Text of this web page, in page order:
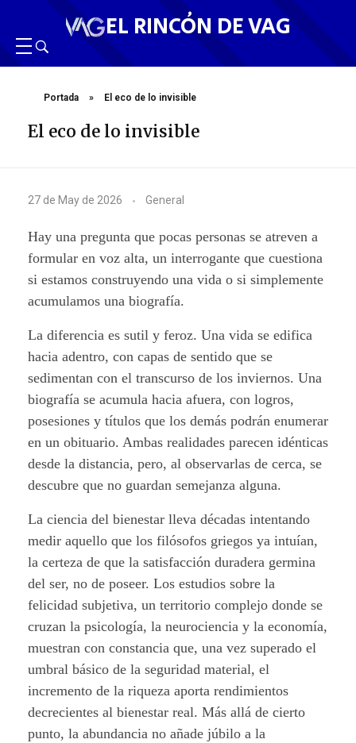
EL RINCÓN DE VAG
Portada » El eco de lo invisible
El eco de lo invisible
E
l
e
c
o
d
e
l
o
i
n
v
i
s
i
b
l
27 de May de 2026 General
Hay una pregunta que pocas personas se atreven a
formular en voz alta, un interrogante que cuestiona
si estamos construyendo una vida o si simplemente
acumulamos una biografía.
La diferencia es sutil y feroz. Una vida se edifica
hacia adentro, con capas de sentido que se
sedimentan con el transcurso de los inviernos. Una
biografía se acumula hacia afuera, con logros,
posesiones y títulos que los demás podrán enumerar
en un obituario. Ambas realidades parecen idénticas
desde la distancia, pero, al observarlas de cerca, se
descubre que no guardan semejanza alguna.
La ciencia del bienestar lleva décadas intentando
medir aquello que los filósofos griegos ya intuían,
la certeza de que la satisfacción duradera germina
del ser, no de poseer. Los estudios sobre la
felicidad subjetiva, un territorio complejo donde se
cruzan la psicología, la neurociencia y la economía,
muestran con constancia que, una vez superado el
umbral básico de la seguridad material, el
incremento de la riqueza aporta rendimientos
decrecientes al bienestar real. Más allá de cierto
punto, la abundancia no añade júbilo a la